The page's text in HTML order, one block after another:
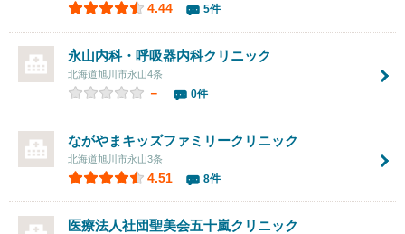
4.44 5件
永山内科・呼吸器内科クリニック
北海道旭川市永山4条
－ 0件
ながやまキッズファミリークリニック
北海道旭川市永山3条
4.51 8件
医療法人社団聖美会五十嵐クリニック